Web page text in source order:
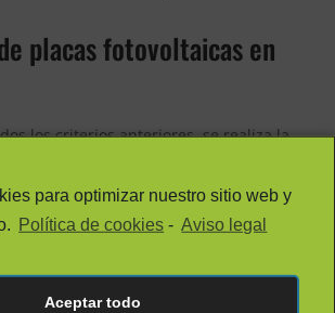
placas fotovoltaicas en
los criterios anteriores, se realiza la
función de la orientación y el lugar
en serie a un regulador de carga,
conecta a las baterías fotovoltaicas que
la corriente continua en
para optimizar nuestro sitio web y
Política de cookies - Aviso legal
Aceptar todo